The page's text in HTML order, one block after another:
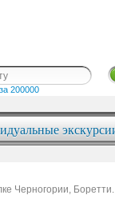
200000
Черногории, Боретти.